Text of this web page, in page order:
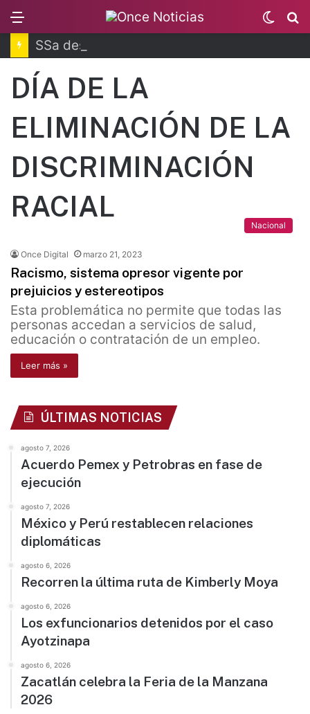
Switch
skin
DÍA DE LA
ELIMINACIÓN DE LA
DISCRIMINACIÓN
RACIAL
Nacional
Once Digital marzo 21, 2023
Racismo, sistema opresor vigente por
prejuicios y estereotipos
Esta problemática no permite que todas las
personas accedan a servicios de salud,
educación o contratación de un empleo.
Leer más »
ÚLTIMAS NOTICIAS
agosto 7, 2026
Acuerdo Pemex y Petrobras en fase de
ejecución
agosto 7, 2026
México y Perú restablecen relaciones
diplomáticas
agosto 6, 2026
Recorren la última ruta de Kimberly Moya
agosto 6, 2026
Los exfuncionarios detenidos por el caso
Ayotzinapa
agosto 6, 2026
Zacatlán celebra la Feria de la Manzana
2026